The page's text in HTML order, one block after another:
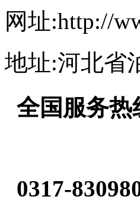
网址:http://
地址:河北省
全国服务热
0317-